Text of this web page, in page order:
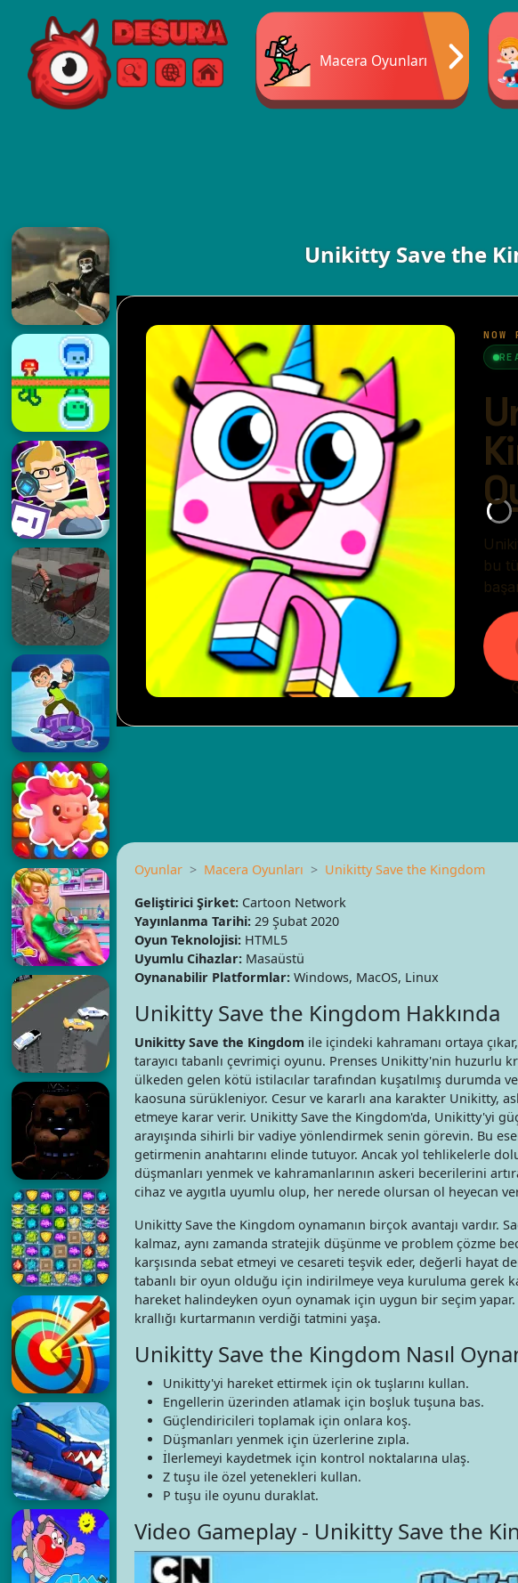
Free Online Games
AramaMenü
Macera Oyunları
Unikitty Save the
Oyunlar Macera Oyunları
Unikitty Save the Kingdom
Geliştirici Şirket:Cartoon Network
Yayınlanma Tarihi:29 Şubat 2020
Oyun Teknolojisi:HTML5
Uyumlu Cihazlar:Masaüstü
Oynanabilir Platformlar:Windows, MacOS, Linux
Unikitty Save the Kingdom Hakkında
Unikitty Save the Kingdom ile içindeki kahramanı ortaya
tarayıcı tabanlı çevrimiçi oyunu. Prenses Unikitty'nin huzurlu
ülkeden gelen kötü istilacılar tarafından kuşatılmış durumda ve
kaosuna sürükleniyor. Cesur ve kararlı ana karakter Unikitty,
etmeye karar verir. Unikitty Save the Kingdom'da, Unikitty'yi
arayışında sihirli bir vadiye yönlendirmek senin görevin. Bu
getirmenin anahtarını elinde tutuyor. Ancak yol tehlikelerle
düşmanları yenmek ve kahramanlarının askeri becerilerini
cihaz ve aygıtla uyumlu olup, her nerede olursan ol heyecan
Unikitty Save the Kingdom oynamanın birçok avantajı vardır.
kalmaz, aynı zamanda stratejik düşünme ve problem çözme
karşısında sebat etmeyi ve cesareti teşvik eder, değerli hayat
tabanlı bir oyun olduğu için indirilmeye veya kuruluma gerek
hareket halindeyken oyun oynamak için uygun bir seçim
krallığı kurtarmanın verdiği tatmini yaşa.
Unikitty Save the Kingdom Nasıl
Unikitty'yi hareket ettirmek için ok tuşlarını kullan.
Engellerin üzerinden atlamak için boşluk tuşuna bas.
Güçlendiricileri toplamak için onlara koş.
Düşmanları yenmek için üzerlerine zıpla.
İlerlemeyi kaydetmek için kontrol noktalarına ulaş.
Z tuşu ile özel yetenekleri kullan.
P tuşu ile oyunu duraklat.
Video Gameplay - Unikitty Save the